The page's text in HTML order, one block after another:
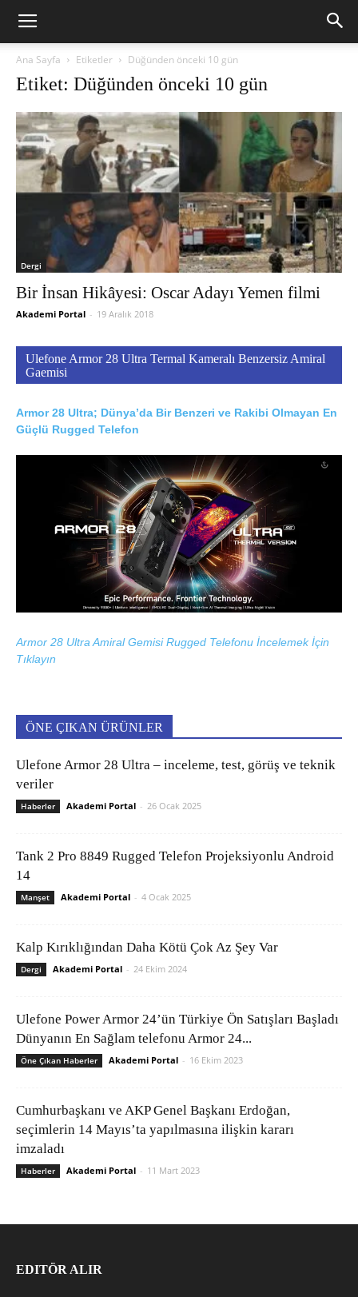
Ana Sayfa Etiketler Düğünden önceki 10 gün
Etiket: Düğünden önceki 10 gün
Dergi
Bir İnsan Hikâyesi: Oscar Adayı Yemen filmi
Akademi Portal - 19 Aralık 2018
Ulefone Armor 28 Ultra Termal Kameralı Benzersiz Amiral
Gaemisi
Armor 28 Ultra; Dünya’da Bir Benzeri ve Rakibi Olmayan En
Güçlü Rugged Telefon
Armor 28 Ultra Amiral Gemisi Rugged Telefonu İncelemek İçin
Tıklayın
ÖNE ÇIKAN ÜRÜNLER
Ulefone Armor 28 Ultra – inceleme, test, görüş ve teknik
veriler
Haberler Akademi Portal - 26 Ocak 2025
Tank 2 Pro 8849 Rugged Telefon Projeksiyonlu Android
14
Manşet Akademi Portal - 4 Ocak 2025
Kalp Kırıklığından Daha Kötü Çok Az Şey Var
Dergi Akademi Portal - 24 Ekim 2024
Ulefone Power Armor 24’ün Türkiye Ön Satışları Başladı
Dünyanın En Sağlam telefonu Armor 24...
Öne Çıkan Haberler Akademi Portal - 16 Ekim 2023
Cumhurbaşkanı ve AKP Genel Başkanı Erdoğan,
seçimlerin 14 Mayıs’ta yapılmasına ilişkin kararı
imzaladı
Haberler Akademi Portal - 11 Mart 2023
EDITÖR ALIR